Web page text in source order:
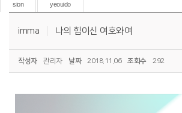
sion yeouido
imma 나의 힘이신 여호와여
작성자 관리자 날짜 2018.11.06 조회수 292